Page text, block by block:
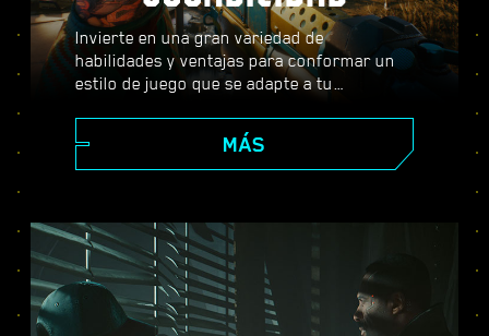
Invierte en una gran variedad de
habilidades y ventajas para conformar un
estilo de juego que se adapte a tu
hackeo e implantes corporales que se
pueden subir de nivel para convertirte en el
mejor mercenario de la ciudad. Entabla
enemigos desde lejos o infíltrate con sigilo
en lugares fuertemente vigilados.
MÁS